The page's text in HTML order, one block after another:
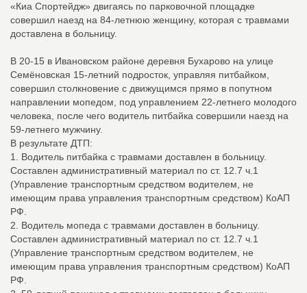
«Киа Спортейдж» двигаясь по парковочной площадке
совершил наезд на 84-летнюю женщину, которая с травмами
доставлена в больницу.
В 20-15 в Ивановском районе деревня Бухарово на улице
Семёновская 15-летний подросток, управляя питбайком,
совершил столкновение с движущимся прямо в попутном
направлении мопедом, под управлением 22-летнего молодого
человека, после чего водитель питбайка совершили наезд на
59-летнего мужчину.
В результате ДТП:
1. Водитель питбайка с травмами доставлен в больницу.
Составлен административный материал по ст. 12.7 ч.1
(Управление транспортным средством водителем, не
имеющим права управления транспортным средством) КоАП
РФ.
2. Водитель мопеда с травмами доставлен в больницу.
Составлен административный материал по ст. 12.7 ч.1
(Управление транспортным средством водителем, не
имеющим права управления транспортным средством) КоАП
РФ.